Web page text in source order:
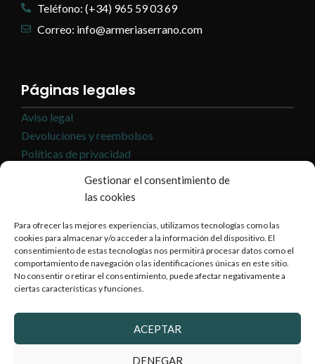
Gestionar el consentimiento de
las cookies
Para ofrecer las mejores experiencias, utilizamos tecnologías como las
cookies para almacenar y/o acceder a la información del dispositivo. El
consentimiento de estas tecnologías nos permitirá procesar datos como el
comportamiento de navegación o las identificaciones únicas en este sitio.
No consentir o retirar el consentimiento, puede afectar negativamente a
ciertas características y funciones.
ACEPTAR
DENEGAR
Teléfono: (+34) 965 59 03 69
Correo: info@armeriaserrano.com
Páginas legales
Aviso legal
Devoluciones y reembolsos
Políticas de privacidad
¿Dónde estamos?